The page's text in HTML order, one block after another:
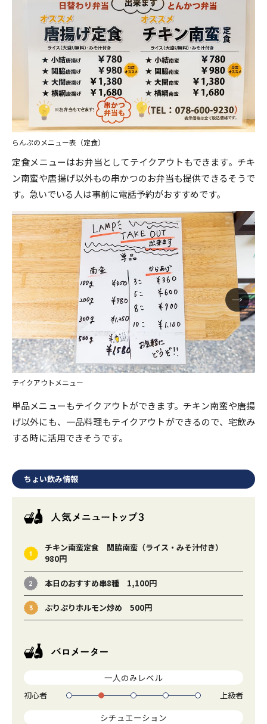
らんぷのメニュー表（定食）
定食メニューはお弁当としてテイクアウトもできます。チキ
ン南蛮や唐揚げ以外もの串かつのお弁当も提供できるそうで
す。急いでいる人は事前に電話予約がおすすめです。
テイクアウトメニュー
単品メニューもテイクアウトができます。チキン南蛮や唐揚
げ以外にも、一品料理もテイクアウトができるので、宅飲み
する時に活用できそうです。
ちょい飲み情報
チキン南蛮定食 関脇南蛮（ライス・みそ汁付き）
980円
本日のおすすめ串8種 1,100円
ぷりぷりホルモン炒め 500円
一人のみレベル
初心者 1 2 3 4 5 上級者
シチュエーション